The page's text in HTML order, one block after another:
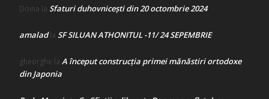
Doina la Sfaturi duhovnicești din 20 octombrie 2024
amaladla SF SILUAN ATHONITUL -11/ 24 SEPEMBRIE
gheorghe la A început construcţia primei mănăstiri ortodoxe
din Japonia